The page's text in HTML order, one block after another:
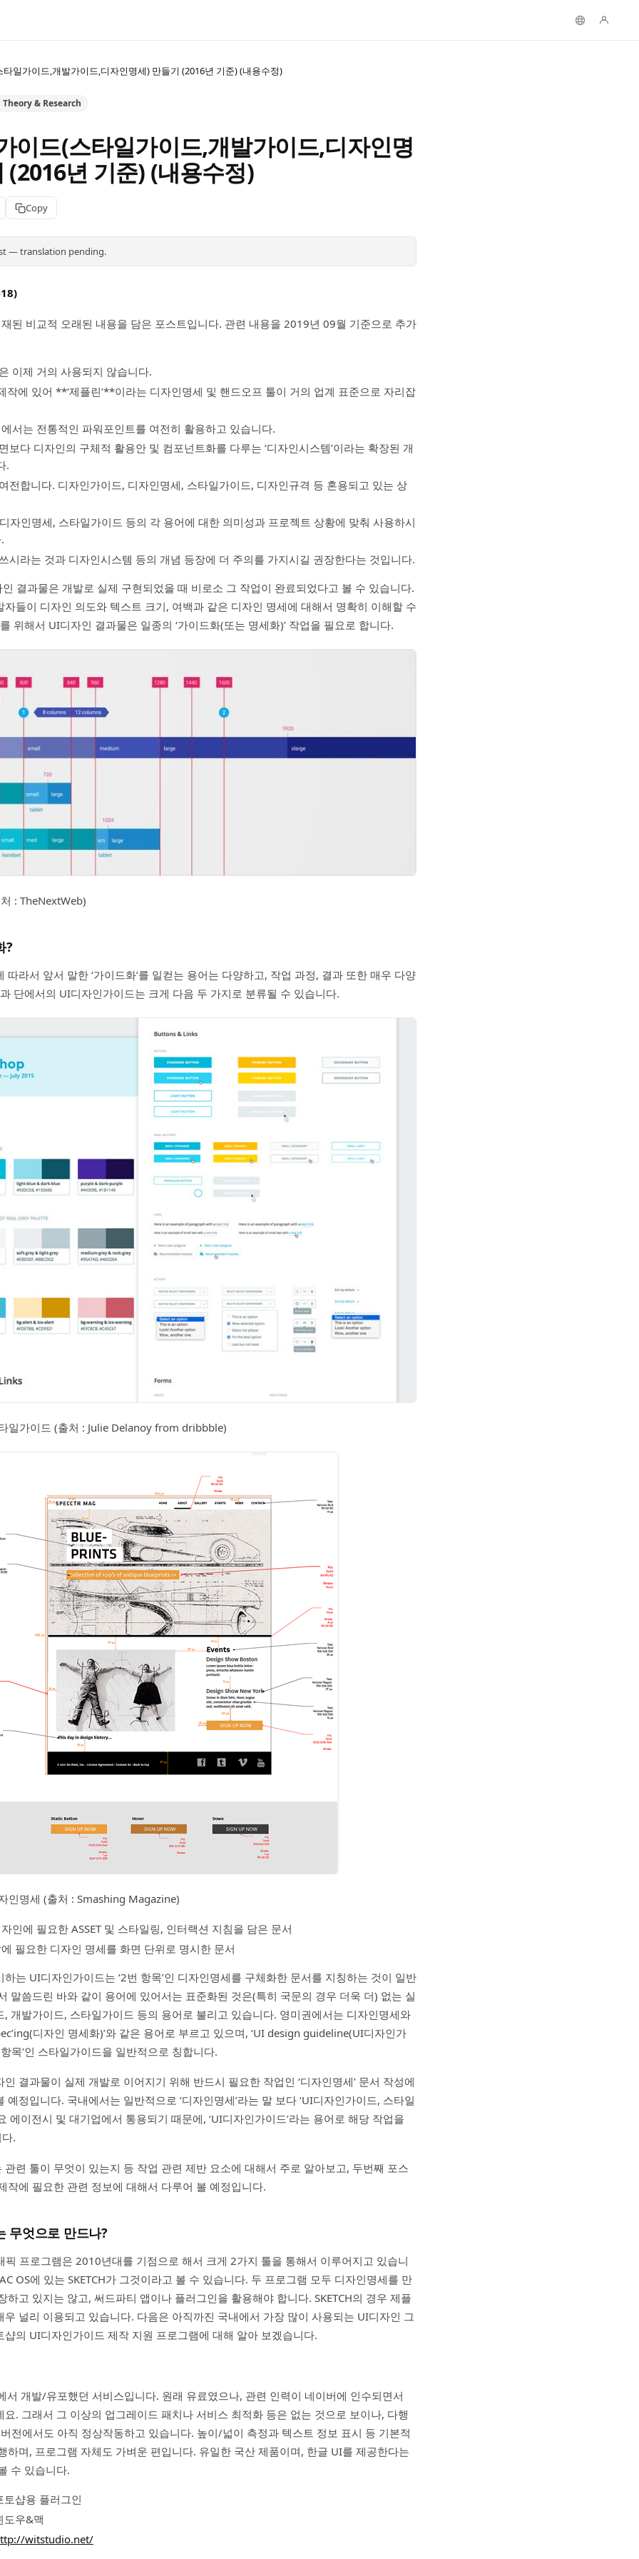
일가이드,개발가이드,디자인명세) 만들기 (2016년 기준) (내용수정)
& Research
이드(스타일가이드,개발가이드,디자인명
(2016년 기준) (내용수정)
Copy
— translation pending.
된 비교적 오래된 내용을 담은 포스트입니다. 관련 내용을 2019년 09월 기준으로 추가
이제 거의 사용되지 않습니다.
작에 있어 **‘제플린’**이라는 디자인명세 및 핸드오프 툴이 거의 업계 표준으로 자리잡
서는 전통적인 파워포인트를 여전히 활용하고 있습니다.
보다 디자인의 구체적 활용안 및 컴포넌트화를 다루는 ‘디자인시스템’이라는 확장된 개
.
전합니다. 디자인가이드, 디자인명세, 스타일가이드, 디자인규격 등 혼용되고 있는 상
자인명세, 스타일가이드 등의 각 용어에 대한 의미성과 프로젝트 상황에 맞춰 사용하시
시라는 것과 디자인시스템 등의 개념 등장에 더 주의를 가지시길 권장한다는 것입니다.
결과물은 개발로 실제 구현되었을 때 비로소 그 작업이 완료되었다고 볼 수 있습니다.
자들이 디자인 의도와 텍스트 크기, 여백과 같은 디자인 명세에 대해서 명확히 이해할 수
위해서 UI디자인 결과물은 일종의 ‘가이드화(또는 명세화)’ 작업을 필요로 합니다.
: TheNextWeb)
?
따라서 앞서 말한 ‘가이드화’를 일컫는 용어는 다양하고, 작업 과정, 결과 또한 매우 다양
단에서의 UI디자인가이드는 크게 다음 두 가지로 분류될 수 있습니다.
일가이드 (출처 : Julie Delanoy from dribbble)
인명세 (출처 : Smashing Magazine)
인에 필요한 ASSET 및 스타일링, 인터랙션 지침을 담은 문서
필요한 디자인 명세를 화면 단위로 명시한 문서
는 UI디자인가이드는 ‘2번 항목’인 디자인명세를 구체화한 문서를 지칭하는 것이 일반
말씀드린 바와 같이 용어에 있어서는 표준화된 것은(특히 국문의 경우 더욱 더) 없는 실
, 개발가이드, 스타일가이드 등의 용어로 불리고 있습니다. 영미권에서는 디자인명세와
디자인 명세화)’와 같은 용어로 부르고 있으며, ‘UI design guideline(UI디자인가
항목’인 스타일가이드을 일반적으로 칭합니다.
결과물이 실제 개발로 이어지기 위해 반드시 필요한 작업인 ‘디자인명세’ 문서 작성에
예정입니다. 국내에서는 일반적으로 ‘디자인명세’라는 말 보다 ‘UI디자인가이드, 스타일
에이전시 및 대기업에서 통용되기 때문에, ‘UI디자인가이드’라는 용어로 해당 작업을
.
관련 툴이 무엇이 있는지 등 작업 관련 제반 요소에 대해서 주로 알아보고, 두번째 포스
작에 필요한 관련 정보에 대해서 다루어 볼 예정입니다.
무엇으로 만드나?
픽 프로그램은 2010년대를 기점으로 해서 크게 2가지 툴을 통해서 이루어지고 있습니
OS에 있는 SKETCH가 그것이라고 볼 수 있습니다. 두 프로그램 모두 디자인명세를 만
하고 있지는 않고, 써드파티 앱이나 플러그인을 활용해야 합니다. SKETCH의 경우 제플
우 널리 이용되고 있습니다. 다음은 아직까진 국내에서 가장 많이 사용되는 UI디자인 그
샵의 UI디자인가이드 제작 지원 프로그램에 대해 알아 보겠습니다.
서 개발/유포했던 서비스입니다. 원래 유료였으나, 관련 인력이 네이버에 인수되면서
요. 그래서 그 이상의 업그레이드 패치나 서비스 최적화 등은 없는 것으로 보이나, 다행
전에서도 아직 정상작동하고 있습니다. 높이/넓이 측정과 텍스트 정보 표시 등 기본적
하며, 프로그램 자체도 가벼운 편입니다. 유일한 국산 제품이며, 한글 UI를 제공한다는
수 있습니다.
샵용 플러그인
도우&맥
witstudio.net/